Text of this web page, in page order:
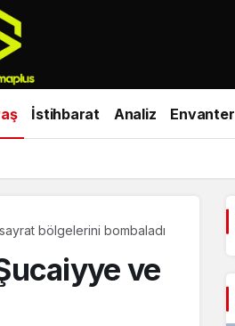
İstihbarat Analiz Envanter
bölgelerini bombaladı
ve